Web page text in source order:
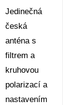
Jedinečná
česká
anténa s
filtrem a
kruhovou
polarizací a
nastavením